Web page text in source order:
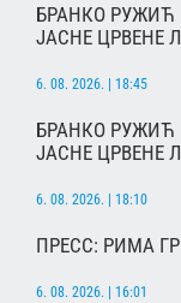
БРАНКО РУЖИЋ
ЈАСНЕ ЦРВЕНЕ
6. 08. 2026. | 18:45
БРАНКО РУЖИЋ
ЈАСНЕ ЦРВЕНЕ
6. 08. 2026. | 18:10
ПРЕСС: РИМА
6. 08. 2026. | 16:01